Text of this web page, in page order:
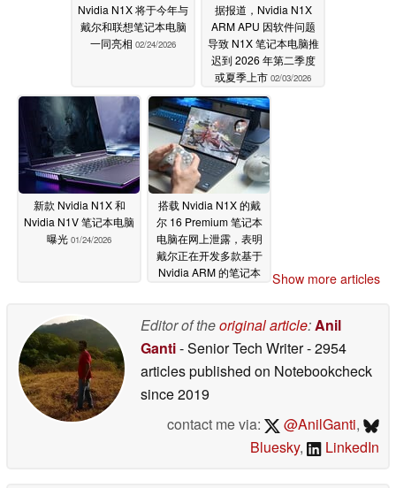
Nvidia N1X 将于今年与
戴尔和联想笔记本电脑
一同亮相 02/24/2026
据报道，Nvidia N1X
ARM APU 因软件问题
导致 N1X 笔记本电脑推
迟到 2026 年第二季度
或夏季上市 02/03/2026
新款 Nvidia N1X 和
Nvidia N1V 笔记本电脑
曝光 01/24/2026
搭载 Nvidia N1X 的戴
尔 16 Premium 笔记本
电脑在网上泄露，表明
戴尔正在开发多款基于
Nvidia ARM 的笔记本
Show more articles
Editor of theoriginal article:Anil
Ganti- Senior Tech Writer- 2954
articles published on Notebookcheck
since 2019
contact me via:
@AnilGanti,
Bluesky, LinkedIn